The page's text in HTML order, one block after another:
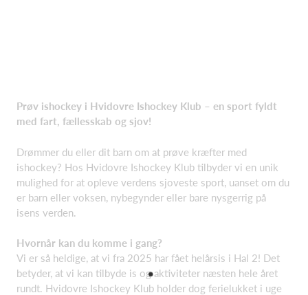
Prøv ishockey i Hvidovre Ishockey Klub – en sport fyldt
med fart, fællesskab og sjov!
Drømmer du eller dit barn om at prøve kræfter med
ishockey? Hos Hvidovre Ishockey Klub tilbyder vi en unik
mulighed for at opleve verdens sjoveste sport, uanset om du
er barn eller voksen, nybegynder eller bare nysgerrig på
isens verden.
Hvornår kan du komme i gang?
Vi er så heldige, at vi fra 2025 har fået helårsis i Hal 2! Det
betyder, at vi kan tilbyde is og aktiviteter næsten hele året
rundt. Hvidovre Ishockey Klub holder dog ferielukket i uge